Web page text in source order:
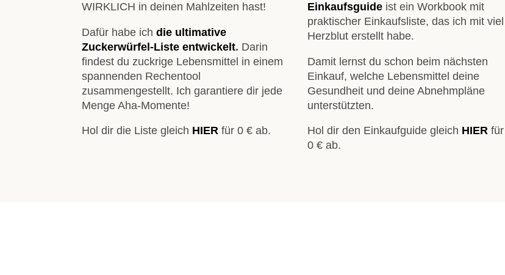
WIRKLICH in deinen Mahlzeiten hast!
Dafür habe ichdie ultimative
Zuckerwürfel-Liste entwickelt. Darin
findest du zuckrige Lebensmittel in einem
spannenden Rechentool
zusammengestellt. Ich garantiere dir jede
Menge Aha-Momente!
Hol dir die Liste gleich HIER für 0 € ab.
Einkaufsguideist ein Workbook mit
praktischer Einkaufsliste, das ich mit viel
Herzblut erstellt habe.
Damit lernst du schon beim nächsten
Einkauf, welche Lebensmittel deine
Gesundheit und deine Abnehmpläne
unterstützten.
Hol dir den Einkaufguide gleich HIERfür
0 € ab.